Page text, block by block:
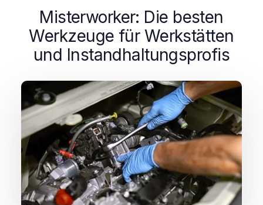
Misterworker: Die besten
Werkzeuge für Werkstätten
und Instandhaltungsprofis